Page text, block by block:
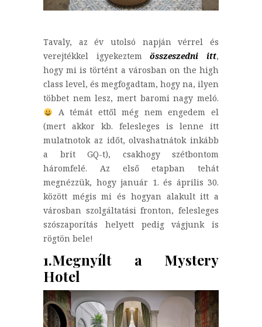
Tavaly, az év utolsó napján vérrel és
verejtékkel igyekeztemösszeszedni itt,
hogy mi is történt a városban on the high
class level, és megfogadtam, hogy na, ilyen
többet nem lesz, mert baromi nagy meló.
A témát ettől még nem engedem el
(mert akkor kb. felesleges is lenne itt
mulatnotok az időt, olvashatnátok inkább
a brit GQ-t), csakhogy szétbontom
háromfelé. Az első etapban tehát
megnézzük, hogy január 1. és április 30.
között mégis mi és hogyan alakult itt a
városban szolgáltatási fronton, felesleges
szószaporítás helyett pedig vágjunk is
rögtön bele!
1.Megnyílt a Mystery
Hotel